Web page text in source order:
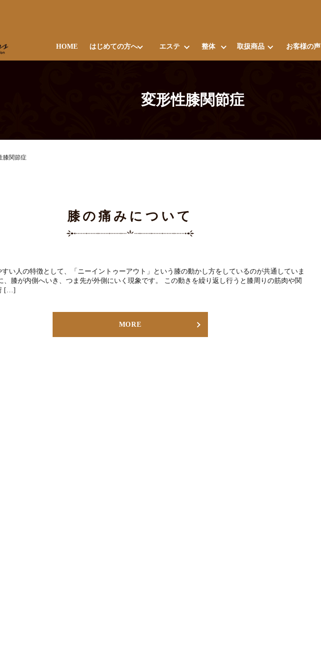
HOME はじめての方へ エステ 整体 取扱商品 お客様の声
変形性膝関節症
膝関節症
膝の痛みについて
すい人の特徴として、「ニーイントゥーアウト」という膝の動かし方をしているのが共通していま
、膝が内側へいき、つま先が外側にいく現象です。 この動きを繰り返し行うと膝周りの筋肉や関
[…]
MORE